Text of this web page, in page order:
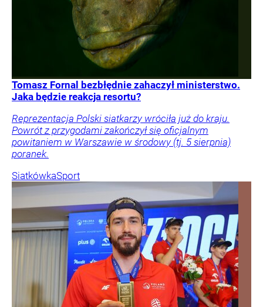
Tomasz Fornal bezbłędnie zahaczył ministerstwo.
Jaka będzie reakcja resortu?
Reprezentacja Polski siatkarzy wróciła już do kraju.
Powrót z przygodami zakończył się oficjalnym
powitaniem w Warszawie w środowy (tj. 5 sierpnia)
poranek.
SiatkówkaSport